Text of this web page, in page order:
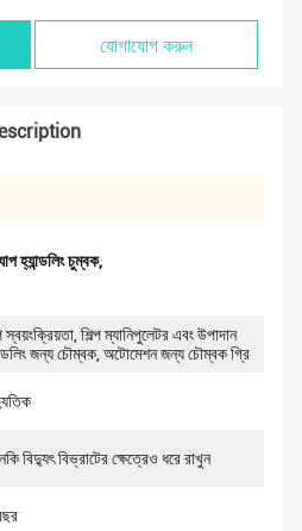
যোগাযোগ করুন
হ্যান্ডলিং চুম্বক,
স্বয়ংক্রিয়তা, শিল্প ম্যানিপুলেটর এবং উপাদান
জন্য চৌম্বক, অটোমেশন জন্য চৌম্বক গ্রি
বিদ্যুৎ বিভ্রাটের ক্ষেত্রেও ধরে রাখুন